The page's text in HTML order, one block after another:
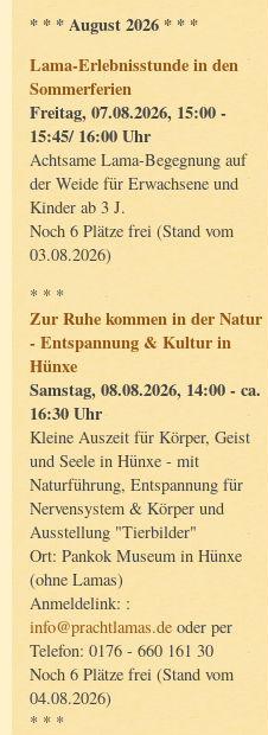
* * * August 2026 * * *
Lama-Erlebnisstunde in den
Sommerferien
Freitag, 07.08.2026, 15:00 -
15:45/ 16:00 Uhr
Achtsame Lama-Begegnung auf
der Weide für Erwachsene und
Kinder ab 3 J.
Noch 6 Plätze frei (Stand vom
03.08.2026)
* * *
Zur Ruhe kommen in der Natur
- Entspannung & Kultur in
Hünxe
Samstag, 08.08.2026, 14:00 - ca.
16:30 Uhr
Kleine Auszeit für Körper, Geist
und Seele in Hünxe - mit
Naturführung, Entspannung für
Nervensystem & Körper und
Ausstellung "Tierbilder"
Ort: Pankok Museum in Hünxe
(ohne Lamas)
Anmeldelink: :
info@prachtlamas.de oder per
Telefon: 0176 - 660 161 30
Noch 6 Plätze frei (Stand vom
04.08.2026)
* * *